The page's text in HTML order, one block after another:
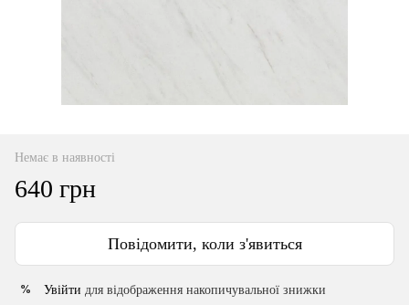
Немає в наявності
640 грн
Повідомити, коли з'явиться
% Увійти для відображення накопичувальної знижки